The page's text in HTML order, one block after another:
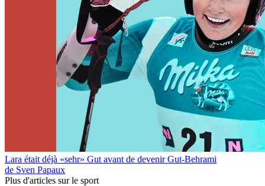
Lara était déjà «sehr» Gut avant de devenir Gut-Behrami
de Sven Papaux
Plus d'articles sur le sport